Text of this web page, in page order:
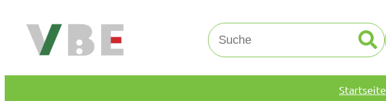
Inhalt
springen
Suchen
Startseite